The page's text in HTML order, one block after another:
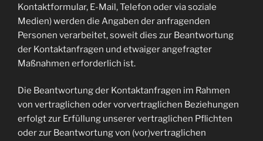
Kontaktformular, E-Mail, Telefon oder via soziale
Medien) werden die Angaben der anfragenden
Personen verarbeitet, soweit dies zur Beantwortung
der Kontaktanfragen und etwaiger angefragter
Maßnahmen erforderlich ist.
Die Beantwortung der Kontaktanfragen im Rahmen
von vertraglichen oder vorvertraglichen Beziehungen
erfolgt zur Erfüllung unserer vertraglichen Pflichten
oder zur Beantwortung von (vor)vertraglichen